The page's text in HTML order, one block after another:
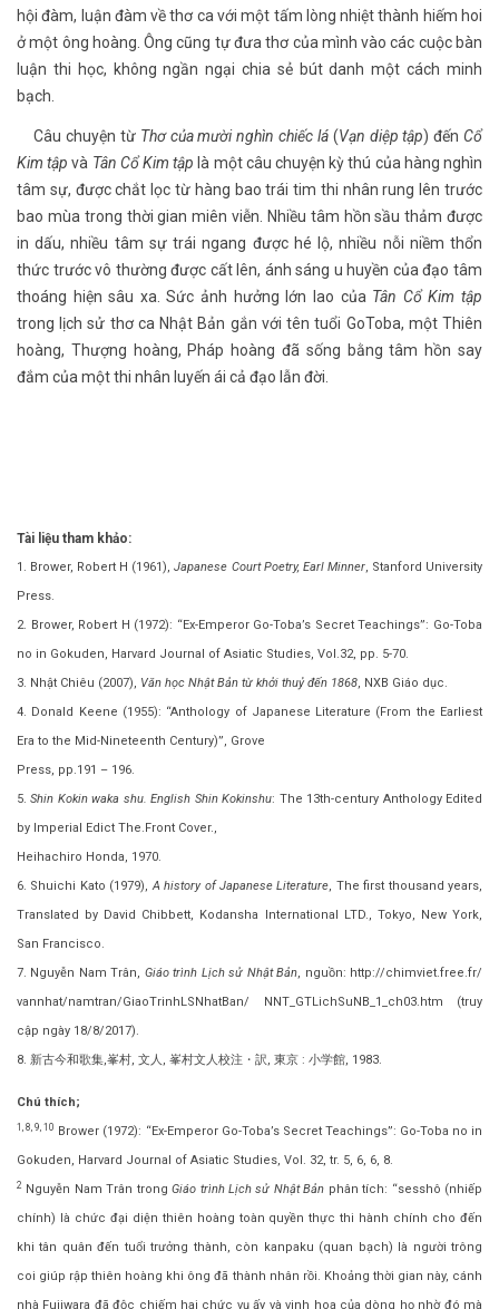
hội đàm, luận đàm về thơ ca với một tấm lòng nhiệt thành hiếm hoi
ở một ông hoàng. Ông cũng tự đưa thơ của mình vào các cuộc bàn
luận thi học, không ngần ngại chia sẻ bút danh một cách minh
bạch.
Câu chuyện từThơ của mười nghìn chiếc lá(Vạn diệp tập) đến Cổ
Kim tập và Tân Cổ Kim tập là một câu chuyện kỳ thú của hàng nghìn
tâm sự, được chắt lọc từ hàng bao trái tim thi nhân rung lên trước
bao mùa trong thời gian miên viễn. Nhiều tâm hồn sầu thảm được
in dấu, nhiều tâm sự trái ngang được hé lộ, nhiều nỗi niềm thổn
thức trước vô thường được cất lên, ánh sáng u huyền của đạo tâm
thoáng hiện sâu xa. Sức ảnh hưởng lớn lao của Tân Cổ Kim tập
trong lịch sử thơ ca Nhật Bản gắn với tên tuổi GoToba, một Thiên
hoàng, Thượng hoàng, Pháp hoàng đã sống bằng tâm hồn say
đắm của một thi nhân luyến ái cả đạo lẫn đời.
Tài liệu tham khảo:
1. Brower, Robert H (1961),Japanese Court Poetry, Earl Minner, Stanford University
Press.
2. Brower, Robert H (1972): “Ex-Emperor Go-Toba’s Secret Teachings”: Go-Toba
no in Gokuden, Harvard Journal of Asiatic Studies, Vol.32, pp. 5-70.
3. Nhật Chiêu (2007), Văn học Nhật Bản từ khởi thuỷ đến 1868, NXB Giáo dục.
4. Donald Keene (1955): “Anthology of Japanese Literature (From the Earliest
Era to the Mid-Nineteenth Century)”, Grove
Press, pp.191 – 196.
5.Shin Kokin waka shu. English Shin Kokinshu: The 13th-century Anthology Edited
by Imperial Edict The.Front Cover.,
Heihachiro Honda, 1970.
6. Shuichi Kato (1979), A history of Japanese Literature, The first thousand years,
Translated by David Chibbett, Kodansha International LTD., Tokyo, New York,
San Francisco.
7. Nguyễn Nam Trân, Giáo trình Lịch sử Nhật Bản, nguồn: http://chimviet.free.fr/
vannhat/namtran/GiaoTrinhLSNhatBan/ NNT_GTLichSuNB_1_ch03.htm (truy
cập ngày 18/8/2017).
8. 新古今和歌集,峯村, 文人, 峯村文人校注・訳, 東京 : 小学館, 1983.
Chú thích;
1, 8, 9, 10 Brower (1972): “Ex-Emperor Go-Toba’s Secret Teachings”: Go-Toba no in
Gokuden, Harvard Journal of Asiatic Studies, Vol. 32, tr. 5, 6, 6, 8.
2 Nguyễn Nam Trân trongGiáo trình Lịch sử Nhật Bản phân tích: “sesshô (nhiếp
chính) là chức đại diện thiên hoàng toàn quyền thực thi hành chính cho đến
khi tân quân đến tuổi trưởng thành, còn kanpaku (quan bạch) là người trông
coi giúp rập thiên hoàng khi ông đã thành nhân rồi. Khoảng thời gian này, cánh
nhà Fujiwara đã độc chiếm hai chức vụ ấy và vinh hoa của dòng họ nhờ đó mà